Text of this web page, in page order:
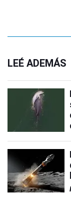
LEÉ ADEMÁS